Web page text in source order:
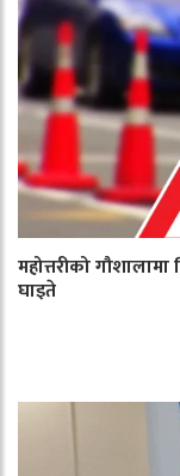
महोत्तरीको
घाइते